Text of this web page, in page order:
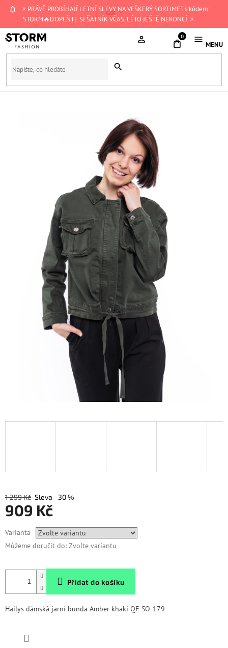
Přejít
🔅PRÁVĚ PROBÍHAJÍ LETNÍ SLEVY NA VEŠKERÝ SORTIMET s kódem:
STORM🔥DOPLŇTE SI ŠATNÍK VČAS, LÉTO JEŠTĚ NEKONCÍ 🔅
CZK
NÁKUPNÍ
1 299 Kč –30 %
909 Kč
cena:
Varianta
Můžeme doručit do: Zvolte variantu
Přidat do košíku
Hailys dámská jarní bunda Amber khaki QF-SO-179